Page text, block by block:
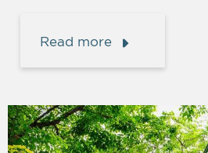
Read more